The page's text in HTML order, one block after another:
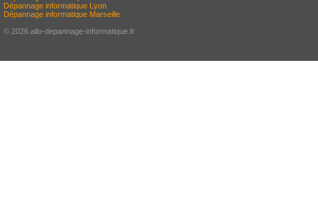
Dépannage informatique Lyon
Dépannage informatique Marseille
© 2026 allo-depannage-informatique.fr